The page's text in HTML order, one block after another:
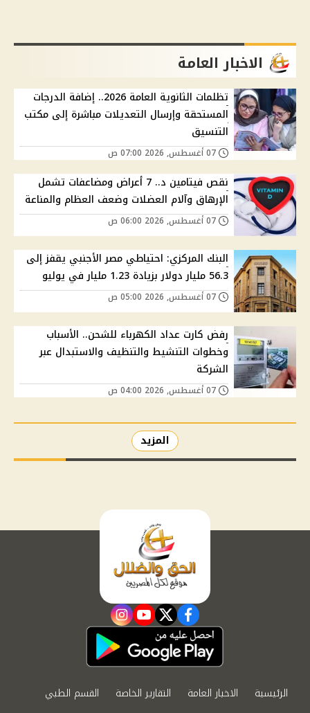
الاخبار العامة
تظلمات الثانوية العامة 2026.. إضافة الدرجات
المستحقة وإرسال التعديلات مباشرة إلى مكتب
التنسيق
نقص فيتامين د.. 7 أعراض ومضاعفات تشمل
الإرهاق وآلام العضلات وضعف العظام والمناعة
البنك المركزي: احتياطي مصر الأجنبي يقفز إلى
56.3 مليار دولار بزيادة 1.23 مليار في يوليو
رفض كارت عداد الكهرباء للشحن.. الأسباب
وخطوات التنشيط والتنظيف والاستبدال عبر
الشركة
المزيد
facebook
twitter
youtube
instagram
الرئيسية الاخبار العامة التقارير الخاصة
القسم الطبي